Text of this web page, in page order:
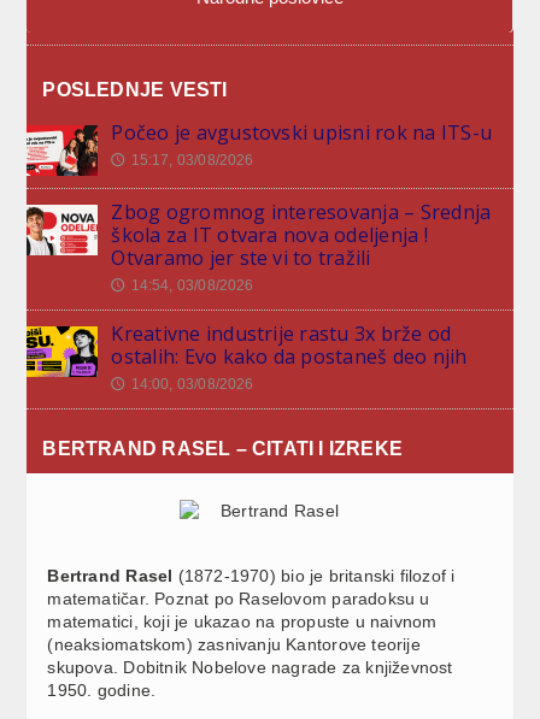
POSLEDNJE VESTI
Počeo je avgustovski upisni rok na ITS-u
🕔 15:17, 03/08/2026
Zbog ogromnog interesovanja – Srednja
škola za IT otvara nova odeljenja !
Otvaramo jer ste vi to tražili
🕔 14:54, 03/08/2026
Kreativne industrije rastu 3x brže od
ostalih: Evo kako da postaneš deo njih
🕔 14:00, 03/08/2026
BERTRAND RASEL – CITATI I IZREKE
Bertrand Rasel (1872-1970) bio je britanski filozof i
matematičar. Poznat po Raselovom paradoksu u
matematici, koji je ukazao na propuste u naivnom
(neaksiomatskom) zasnivanju Kantorove teorije
skupova. Dobitnik Nobelove nagrade za književnost
1950. godine.